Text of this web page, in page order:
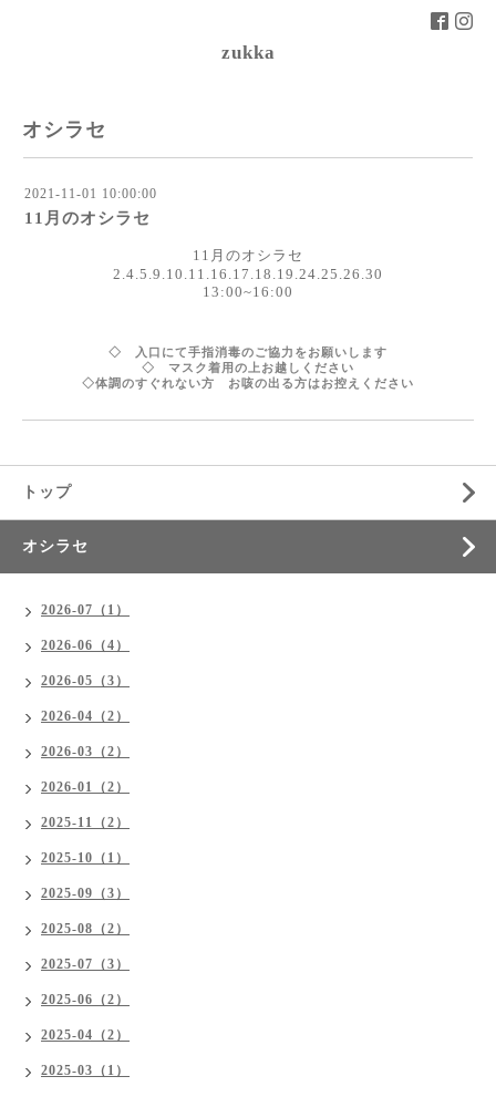
zukka
オシラセ
2021-11-01 10:00:00
11月のオシラセ
11月のオシラセ
2.4.5.9.10.11.16.17.18.19.24.25.26.30
13:00~16:00
◇ 入口にて手指消毒のご協力をお願いします
◇ マスク着用の上お越しください
◇体調のすぐれない方 お咳の出る方はお控えください
トップ
オシラセ
2026-07（1）
2026-06（4）
2026-05（3）
2026-04（2）
2026-03（2）
2026-01（2）
2025-11（2）
2025-10（1）
2025-09（3）
2025-08（2）
2025-07（3）
2025-06（2）
2025-04（2）
2025-03（1）